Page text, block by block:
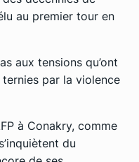
au premier tour en
aux tensions qu’ont
par la violence
à Conakry, comme
du